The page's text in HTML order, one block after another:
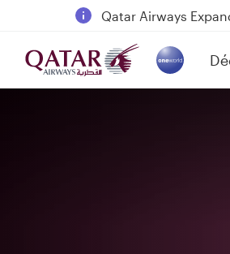
18 June 2026:
6 August 2026:
Qatar Airways